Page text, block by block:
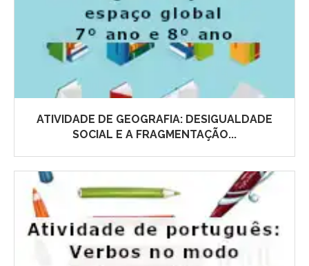
ATIVIDADE DE GEOGRAFIA: DESIGUALDADE
SOCIAL E A FRAGMENTAÇÃO...